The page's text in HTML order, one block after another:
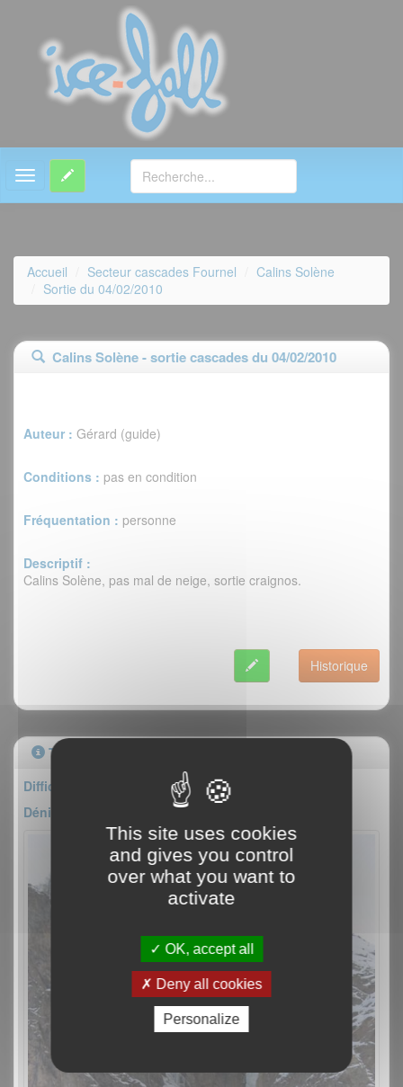
MENU
Accueil Secteur cascades Fournel
Calins Solène
Sortie du 04/02/2010
Calins Solène - sortie cascades du 04/02/2010
Auteur : Gérard (guide)
Conditions : pas en condition
Fréquentation : personne
Descriptif :
Calins Solène, pas mal de neige, sortie craignos.
Historique
Topo
Difficulté : II/5+
Dénivelé : 50m
This site uses cookies
and gives you control
over what you want to
activate
OK, accept all
Deny all cookies
Personalize